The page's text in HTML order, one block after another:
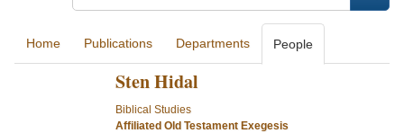
Home Publications Departments People
Sten Hidal
Biblical Studies
Affiliated Old Testament Exegesis